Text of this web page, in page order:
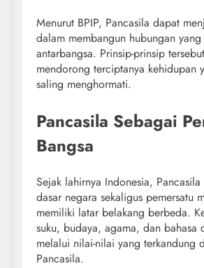
Menurut BPIP, Pancasila dapat
dalam membangun hubungan
antarbangsa. Prinsip-prinsip
mendorong terciptanya kehidupan
saling menghormati.
Pancasila Sebagai
Bangsa
Sejak lahirnya Indonesia,
dasar negara sekaligus pemersatu
memiliki latar belakang berbeda.
suku, budaya, agama, dan bahasa
melalui nilai-nilai yang terkandung
Pancasila.